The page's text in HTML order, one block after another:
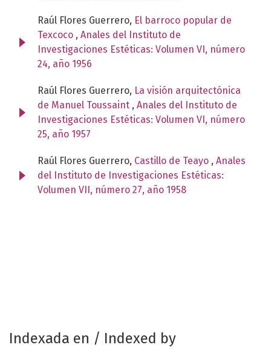
Raúl Flores Guerrero, El barroco popular de
Texcoco , Anales del Instituto de
Investigaciones Estéticas: Volumen VI, número
24, año 1956
Raúl Flores Guerrero, La visión arquitectónica
de Manuel Toussaint , Anales del Instituto de
Investigaciones Estéticas: Volumen VI, número
25, año 1957
Raúl Flores Guerrero, Castillo de Teayo , Anales
del Instituto de Investigaciones Estéticas:
Volumen VII, número 27, año 1958
Indexada en / Indexed by